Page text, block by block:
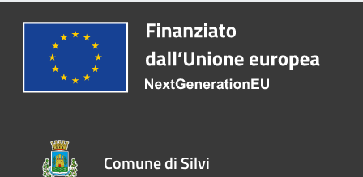
Comune di Silvi